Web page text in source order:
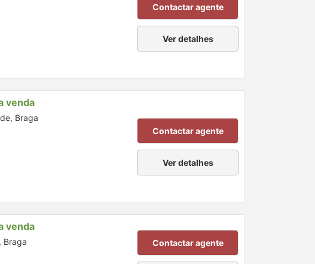
Contactar agente
Ver detalhes
venda
Braga
Contactar agente
Ver detalhes
venda
Braga Contactar agente